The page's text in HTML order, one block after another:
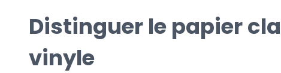
Distinguer le papier
vinyle